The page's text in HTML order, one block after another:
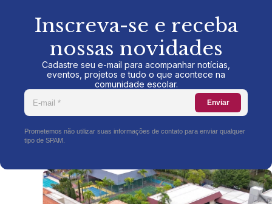
Inscreva-se e receba
nossas novidades
Cadastre seu e-mail para acompanhar notícias,
eventos, projetos e tudo o que acontece na
comunidade escolar.
Enviar
Prometemos não utilizar suas informações de contato para enviar qualquer
tipo de SPAM.